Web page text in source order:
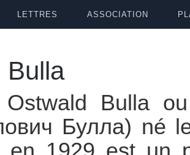
LETTRES ASSOCIATION
Bulla
Ostwald Bulla
Булла) né